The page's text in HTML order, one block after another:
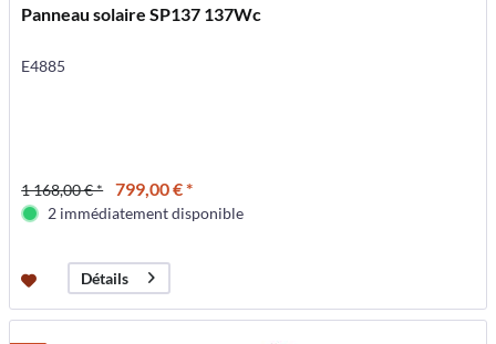
Panneau solaire SP137 137Wc
E4885
1 168,00 € * 799,00 € *
2 immédiatement disponible
Détails